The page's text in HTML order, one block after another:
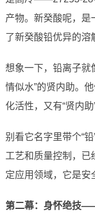
产物。新癸酸呢，是
了新癸酸铅优异的溶
想象一下，铅离子就
情似水”的贤内助。
化活性，又有“贤内
别看它名字里带个“
工艺和质量控制，已
定应用领域，它是安
第二幕：身怀绝技